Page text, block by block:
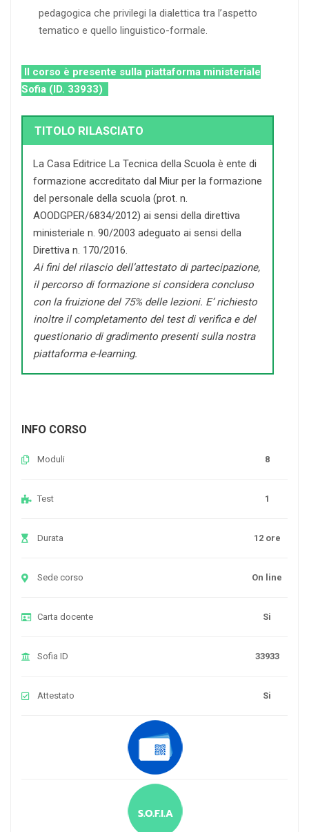
pedagogica che privilegi la dialettica tra l’aspetto
tematico e quello linguistico-formale.
Il corso è presente sulla piattaforma ministeriale
Sofia (ID. 33933)
TITOLO RILASCIATO
La Casa Editrice La Tecnica della Scuola è ente di
formazione accreditato dal Miur per la formazione
del personale della scuola (prot. n.
AOODGPER/6834/2012) ai sensi della direttiva
ministeriale n. 90/2003 adeguato ai sensi della
Direttiva n. 170/2016.
Ai fini del rilascio dell’attestato di partecipazione,
il percorso di formazione si considera concluso
con la fruizione del 75% delle lezioni. E’ richiesto
inoltre il completamento del test di verifica e del
questionario di gradimento presenti sulla nostra
piattaforma e-learning.
INFO CORSO
Moduli 8
Test 1
Durata 12 ore
Sede corso On line
Carta docente Si
Sofia ID 33933
Attestato Si